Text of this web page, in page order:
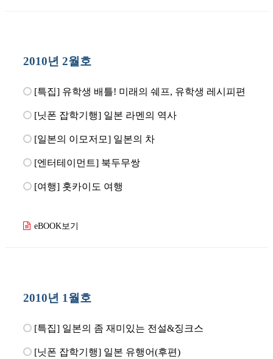
2010년 2월호
[특집] 유학생 배틀! 미래의 쉐프, 유학생 레시피편
[닛폰 잡학기행] 일본 라멘의 역사
[일본의 이모저모] 일본의 차
[엔터테이먼트] 북두무쌍
[여행] 홋카이도 여행
eBOOK보기
2010년 1월호
[특집] 일본의 좀 재미있는 전설&징크스
[닛폰 잡학기행] 일본 유행어(후편)